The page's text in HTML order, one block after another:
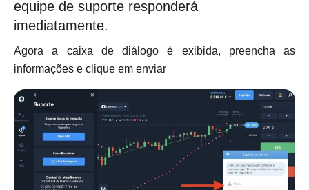
equipe de suporte responderá
imediatamente.
Agora a caixa de diálogo é exibida, preencha as
informações e clique em enviar